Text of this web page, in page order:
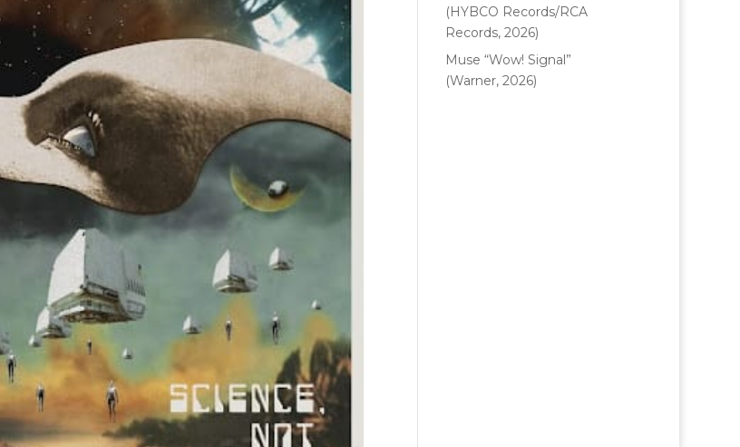
(HYBCO Records/RCA
Records, 2026)
Muse “Wow! Signal”
(Warner, 2026)